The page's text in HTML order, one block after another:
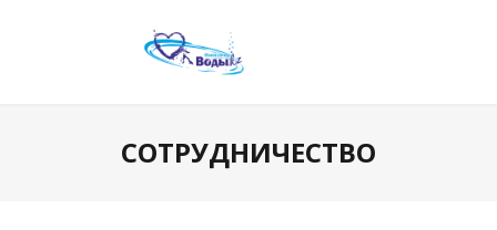
СОТРУДНИЧЕСТВО